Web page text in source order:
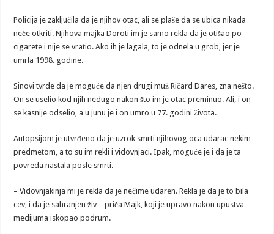
Policija je zaključila da je njihov otac, ali se plaše da se ubica nikada
neće otkriti. Njihova majka Doroti im je samo rekla da je otišao po
cigarete i nije se vratio. Ako ih je lagala, to je odnela u grob, jer je
umrla 1998. godine.
Sinovi tvrde da je moguće da njen drugi muž Ričard Dares, zna nešto.
On se uselio kod njih nedugo nakon što im je otac preminuo. Ali, i on
se kasnije odselio, a u junu je i on umro u 77. godini života.
Autopsijom je utvrđeno da je uzrok smrti njihovog oca udarac nekim
predmetom, a to su im rekli i vidovnjaci. Ipak, moguće je i da je ta
povreda nastala posle smrti.
– Vidovnjakinja mi je rekla da je nečime udaren. Rekla je da je to bila
cev, i da je sahranjen živ – priča Majk, koji je upravo nakon upustva
medijuma iskopao podrum.